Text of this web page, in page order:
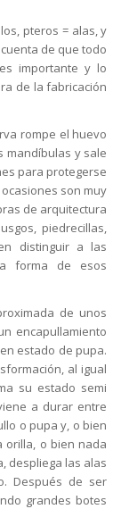
pteros = alas, y
de que todo
importante y lo
de la fabricación
rompe el huevo
mandíbulas y sale
para protegerse
son muy
de arquitectura
piedrecillas,
distinguir a las
forma de esos
de unos
encapullamiento
estado de pupa.
al igual
su estado semi
a durar entre
o pupa y, o bien
orilla, o bien nada
despliega las alas
Después de ser
grandes botes